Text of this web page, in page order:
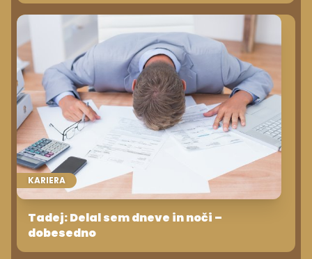
KARIERA
Tadej: Delal sem dneve in noči –
dobesedno